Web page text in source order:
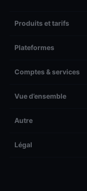
Produits et tarifs
Plateformes
Comptes & services
Vue d’ensemble
Autre
Légal